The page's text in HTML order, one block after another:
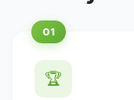
🏆